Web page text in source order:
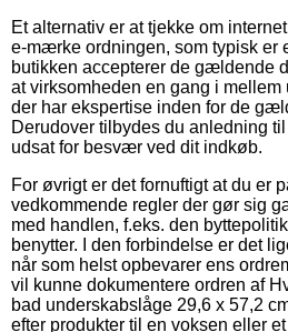
Et alternativ er at tjekke om
e-mærke ordningen, som typisk er
butikken accepterer de gældende
at virksomheden en gang i
der har ekspertise inden for de
Derudover tilbydes du anledning
udsat for besvær ved dit indkøb.
For øvrigt er det fornuftigt at du er
vedkommende regler der gør sig
med handlen, f.eks. den
benytter. I den forbindelse er det
når som helst opbevarer ens
vil kunne dokumentere ordren af
bad underskabslåge 29,6 x 57,2
efter produkter til en voksen eller